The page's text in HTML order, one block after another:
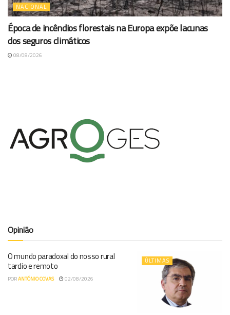
NACIONAL
Época de incêndios florestais na Europa expõe lacunas
dos seguros climáticos
08/08/2026
Opinião
ÚLTIMAS
O mundo paradoxal do nosso rural
tardio e remoto
PORANTÓNIO COVAS 02/08/2026